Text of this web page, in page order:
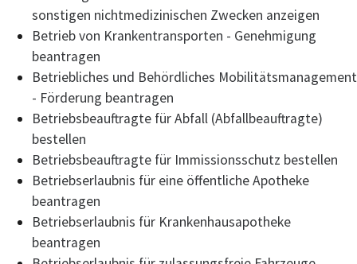
sonstigen nichtmedizinischen Zwecken anzeigen
Betrieb von Krankentransporten - Genehmigung
beantragen
Betriebliches und Behördliches Mobilitätsmanagement
- Förderung beantragen
Betriebsbeauftragte für Abfall (Abfallbeauftragte)
bestellen
Betriebsbeauftragte für Immissionsschutz bestellen
Betriebserlaubnis für eine öffentliche Apotheke
beantragen
Betriebserlaubnis für Krankenhausapotheke
beantragen